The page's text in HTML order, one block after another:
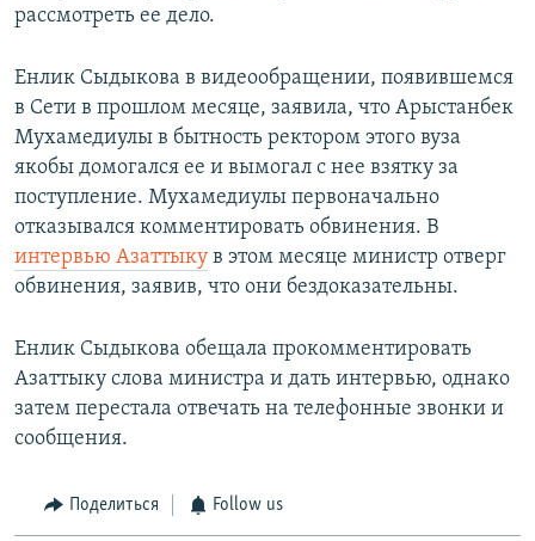
рассмотреть ее дело.
Енлик Сыдыкова в видеообращении, появившемся
в Сети в прошлом месяце, заявила, что Арыстанбек
Мухамедиулы в бытность ректором этого вуза
якобы домогался ее и вымогал с нее взятку за
поступление. Мухамедиулы первоначально
отказывался комментировать обвинения. В
интервью Азаттыку в этом месяце министр отверг
обвинения, заявив, что они бездоказательны.
Енлик Сыдыкова обещала прокомментировать
Азаттыку слова министра и дать интервью, однако
затем перестала отвечать на телефонные звонки и
сообщения.
Поделиться Follow us